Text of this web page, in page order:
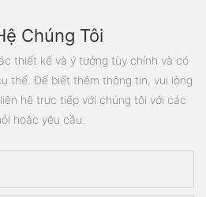
Chúng Tôi
thiết kế và ý tưởng tùy chỉnh và có
thể. Để biết thêm thông tin, vui lòng
hệ trực tiếp với chúng tôi với các
hoặc yêu cầu.